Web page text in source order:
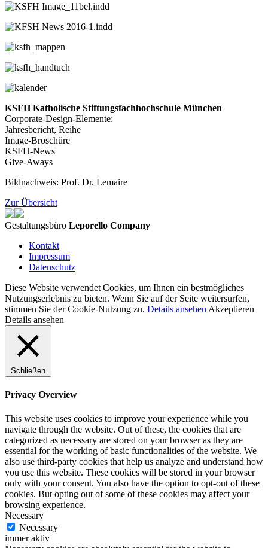
KSFH Katholische Stiftungsfachhochschule München
Corporate-Design-Elemente:
Jahresbericht, Reihe
Image-Broschüre
KSFH-News
Give-Aways
Bildnachweis: Prof. Dr. Lemaire
Zur Übersicht
Gestaltungsbüro Leporello Company
Kontakt
Impressum
Datenschutz
Diese Website verwendet Cookies, um Ihnen ein bestmögliches
Nutzungserlebnis zu bieten. Wenn Sie auf der Seite weitersurfen,
stimmen Sie der Cookie-Nutzung zu. Details ansehen Akzeptieren
Details ansehen
Schließen
Privacy Overview
This website uses cookies to improve your experience while you
navigate through the website. Out of these, the cookies that are
categorized as necessary are stored on your browser as they are
essential for the working of basic functionalities of the website. We
also use third-party cookies that help us analyze and understand how
you use this website. These cookies will be stored in your browser
only with your consent. You also have the option to opt-out of these
cookies. But opting out of some of these cookies may affect your
browsing experience.
Necessary
Necessary
immer aktiv